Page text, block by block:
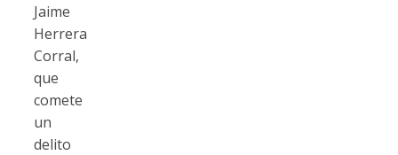
Jaime
Herrera
Corral,
que
comete
un
delito